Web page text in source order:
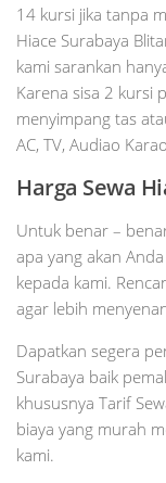
14 kursi jika tanpa
Hiace Surabaya
kami sarankan
Karena sisa 2 kursi
menyimpang tas
AC, TV, Audiao
Harga Sewa
Untuk benar –
apa yang akan
kepada kami.
agar lebih
Dapatkan segera
Surabaya baik
khususnya Tarif
biaya yang murah
kami.